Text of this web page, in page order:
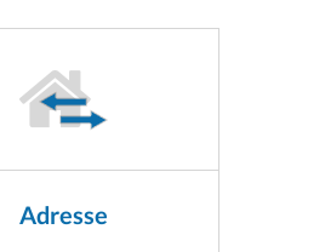
Adresse